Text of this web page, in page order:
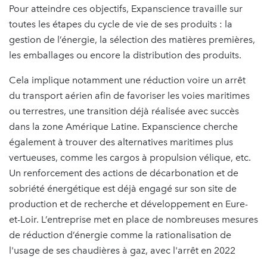
Pour atteindre ces objectifs, Expanscience travaille sur
toutes les étapes du cycle de vie de ses produits : la
gestion de l’énergie, la sélection des matières premières,
les emballages ou encore la distribution des produits.
Cela implique notamment une réduction voire un arrêt
du transport aérien afin de favoriser les voies maritimes
ou terrestres, une transition déjà réalisée avec succès
dans la zone Amérique Latine. Expanscience cherche
également à trouver des alternatives maritimes plus
vertueuses, comme les cargos à propulsion vélique, etc.
Un renforcement des actions de décarbonation et de
sobriété énergétique est déjà engagé sur son site de
production et de recherche et développement en Eure-
et-Loir. L’entreprise met en place de nombreuses mesures
de réduction d’énergie comme la rationalisation de
l'usage de ses chaudières à gaz, avec l'arrêt en 2022